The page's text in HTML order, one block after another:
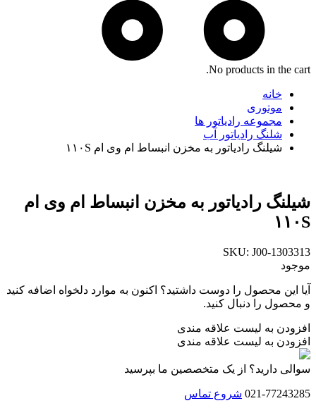
No products in the cart.
خانه
موتوری
مجموعه رادیاتور ها
شلنگ رادیاتور آب
شیلنگ رادیاتور به مخزن انبساط ام وی ام ۱۱۰S
شیلنگ رادیاتور به مخزن انبساط ام وی ام
۱۱۰S
SKU: J00-1303313
موجود
آیا این محصول را دوست داشتید؟ اکنون به موارد دلخواه اضافه کنید
و محصول را دنبال کنید.
افزودن به لیست علاقه مندی
افزودن به لیست علاقه مندی
سوالی دارید؟ از یک متخصصین ما بپرسید
021-77243285 شروع تماس